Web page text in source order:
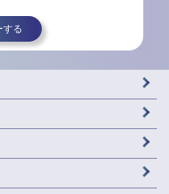
する